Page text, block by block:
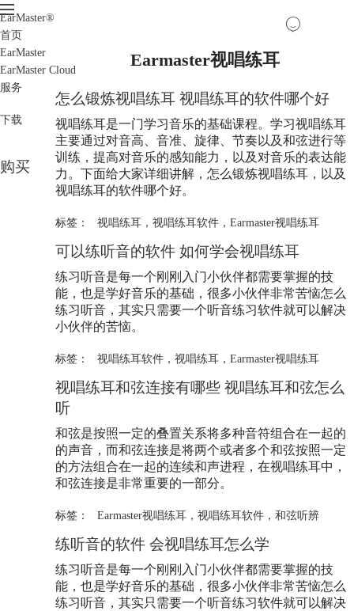
EarMaster®
首页
EarMaster
EarMaster Cloud
服务
下载
购买
Earmaster视唱练耳
怎么锻炼视唱练耳 视唱练耳的软件哪个好
视唱练耳是一门学习音乐的基础课程。学习视唱练耳
主要通过对音高、音准、旋律、节奏以及和弦进行等
训练，提高对音乐的感知能力，以及对音乐的表达能
力。下面给大家详细讲解，怎么锻炼视唱练耳，以及
视唱练耳的软件哪个好。
标签： 视唱练耳， 视唱练耳软件， Earmaster视唱练耳
可以练听音的软件 如何学会视唱练耳
练习听音是每一个刚刚入门小伙伴都需要掌握的技
能，也是学好音乐的基础，很多小伙伴非常苦恼怎么
练习听音，其实只需要一个听音练习软件就可以解决
小伙伴的苦恼。
标签： 视唱练耳软件， 视唱练耳， Earmaster视唱练耳
视唱练耳和弦连接有哪些 视唱练耳和弦怎么
听
和弦是按照一定的叠置关系将多种音符组合在一起的
的声音，而和弦连接是将两个或者多个和弦按照一定
的方法组合在一起的连续和声进程，在视唱练耳中，
和弦连接是非常重要的一部分。
标签： Earmaster视唱练耳， 视唱练耳软件， 和弦听辨
练听音的软件 会视唱练耳怎么学
练习听音是每一个刚刚入门小伙伴都需要掌握的技
能，也是学好音乐的基础，很多小伙伴非常苦恼怎么
练习听音，其实只需要一个听音练习软件就可以解决